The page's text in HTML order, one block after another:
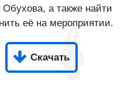
а также найти
её на мероприятии.
Скачать